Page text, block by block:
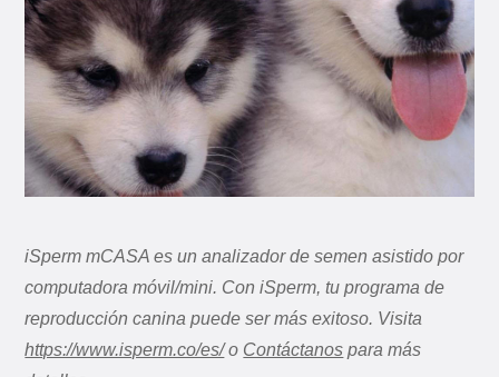
iSperm mCASA es un analizador de semen asistido por
computadora móvil/mini. Con iSperm, tu programa de
reproducción canina puede ser más exitoso. Visita
https://www.isperm.co/es/o Contáctanos para más